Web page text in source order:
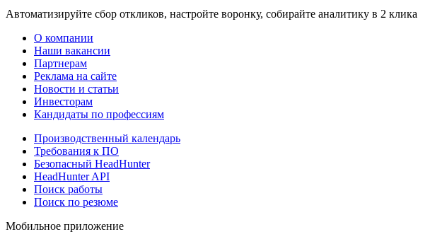
Автоматизируйте сбор откликов, настройте воронку, собирайте аналитику в 2 клика
О компании
Наши вакансии
Партнерам
Реклама на сайте
Новости и статьи
Инвесторам
Кандидаты по профессиям
Производственный календарь
Требования к ПО
Безопасный HeadHunter
HeadHunter API
Поиск работы
Поиск по резюме
Мобильное приложение